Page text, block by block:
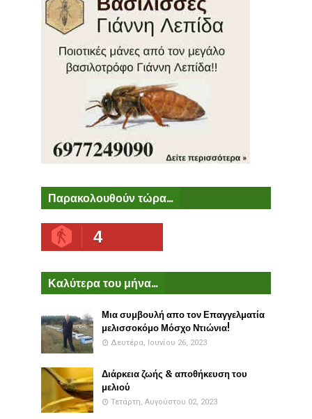
Παρακολουθούν τώρα...
4
Καλύτερα του μήνα...
Μια συμβουλή απο τον Επαγγελματία
μελισσοκόμο Μόσχο Ντιώνια!
Δευτέρα, Ιουνίου 26, 2023
Διάρκεια ζωής & αποθήκευση του
μελιού
Τετάρτη, Αυγούστου 02, 2023